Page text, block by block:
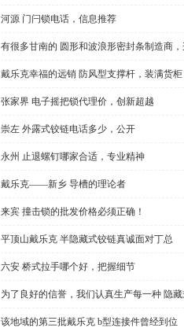
河源 门闩锁电话，信息推荐
有很多甘南的 圆形和波浪形密封条制造商
戴乐克幸福的远销 防风型支撑杆，装满货柜
张家界 电子摇把锁代理价，创新超越
崇左 外露式铰链电话多少，公开
永州 止退螺钉哪家合适，专业精神
戴乐克——新乡 导槽的理论者
来宾 撞击锁的批发价格必须正确！
平顶山戴乐克 半隐藏式铰链真诚面对丁总
六安 桥式拉手哪个好，把握细节
为了良好的信誉，我们认真生产每一种 隐
该地域的第三批戴乐克 b型连接件曾经到位